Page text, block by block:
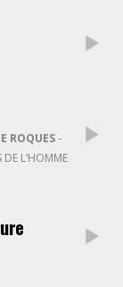
ROQUES
DE L’HOMME